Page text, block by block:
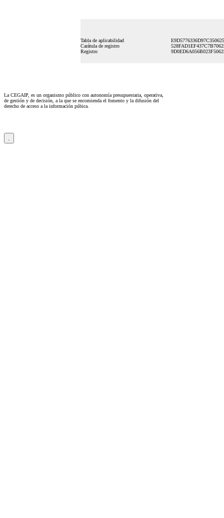
Tabla de aplicabilidad
Carátula de registro
Registro
La CEGAIP, es un organismo público con autonomía presupuestaria, operativa,
de gestión y de decisión, a la que se encomienda el fomento y la difusión del
derecho de acceso a la información púbica.